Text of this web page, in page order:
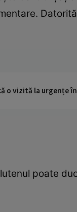
o vizită la urgențe
poate